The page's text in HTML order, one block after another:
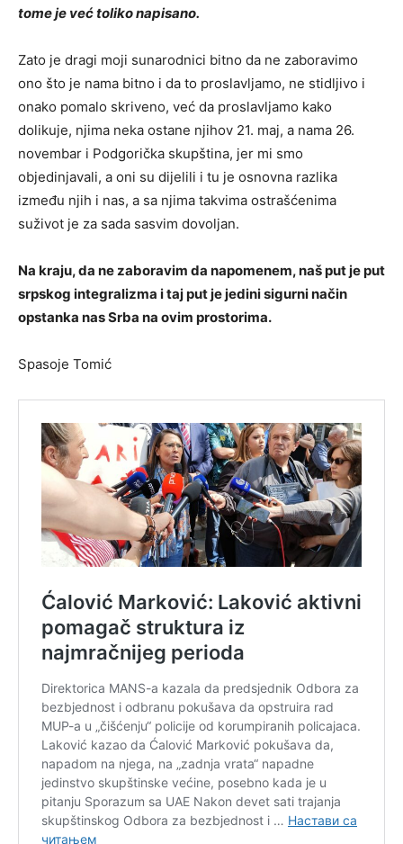
tome je već toliko napisano.
Zato je dragi moji sunarodnici bitno da ne zaboravimo
ono što je nama bitno i da to proslavljamo, ne stidljivo i
onako pomalo skriveno, već da proslavljamo kako
dolikuje, njima neka ostane njihov 21. maj, a nama 26.
novembar i Podgorička skupština, jer mi smo
objedinjavali, a oni su dijelili i tu je osnovna razlika
između njih i nas, a sa njima takvima ostrašćenima
suživot je za sada sasvim dovoljan.
Na kraju, da ne zaboravim da napomenem, naš put je put
srpskog integralizma i taj put je jedini sigurni način
opstanka nas Srba na ovim prostorima.
Spasoje Tomić